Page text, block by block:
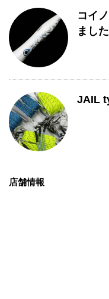
コイ
ました
JAIL
店舗情報